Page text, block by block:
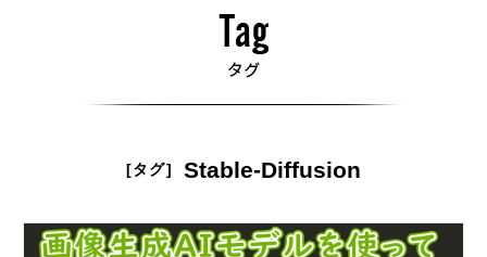
[タグ] Stable-Diffusion